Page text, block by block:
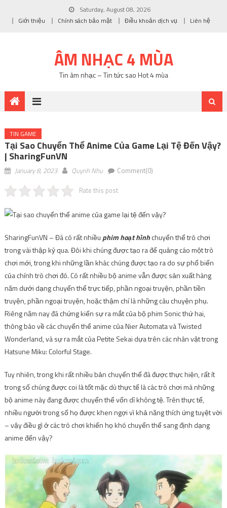
Saturday, August 08, 2026
Giới thiệu
Chính sách bảo mật Điều khoản dịch vụ Liên hệ
ÂM NHẠC 4 MÙA
Tin âm nhạc – Tin tức sao Hot 4 mùa
TIN GAME
Tại Sao Chuyển Thể Anime Của Game Lại Tệ Đến Vậy?
| SharingFunVN
January 8, 2023 Quynh Nhu Comment(0)
Rate this post
SharingFunVN – Đã có rất nhiều phim hoạt hìnhchuyển thể trò chơi
trong vài thập kỷ qua. Đôi khi chúng được tạo ra để quảng cáo một trò
chơi mới, trong khi những lần khác chúng được tạo ra do sự phổ biến
của chính trò chơi đó. Có rất nhiều bộ anime vẫn được sản xuất hàng
năm dưới dạng chuyển thể trực tiếp, phần ngoại truyện, phần tiền
truyện, phần ngoại truyện, hoặc thậm chí là những câu chuyện phụ.
Riêng năm nay đã chứng kiến ​​sự ra mắt của bộ phim Sonic thứ hai,
thông báo về các chuyển thể anime của Nier Automata và Twisted
Wonderland, và sự ra mắt của Petite Sekai dựa trên các nhân vật trong
Hatsune Miku: Colorful Stage.
Tuy nhiên, trong khi rất nhiều bản chuyển thể đã được thực hiện, rất ít
trong số chúng được coi là tốt mặc dù thực tế là các trò chơi mà những
bộ anime này đang được chuyển thể vốn dĩ không tệ. Trên thực tế,
nhiều người trong số họ được khen ngợi vì khả năng thích ứng tuyệt vời
– vậy điều gì ở các trò chơi khiến họ khó chuyển thể sang định dạng
anime đến vậy?